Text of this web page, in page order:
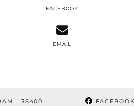
FACEBOOK
EMAIL
| 38400 FACEBOOK